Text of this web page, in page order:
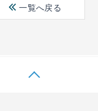
一覧へ戻る